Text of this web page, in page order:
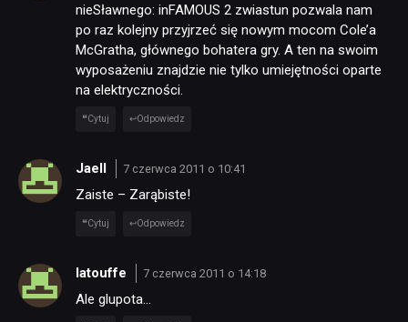
nieSławnego: inFAMOUS 2 zwiastun pozwala nam
po raz kolejny przyjrzeć się nowym mocom Cole’a
McGratha, głównego bohatera gry. A ten na swoim
wyposażeniu znajdzie nie tylko umiejętności oparte
na elektryczności.
Cytuj Odpowiedz
Jaell 7 czerwca 2011 o 10:41
Zaiste – Zarąbiste!
Cytuj Odpowiedz
latouffe 7 czerwca 2011 o 14:18
Ale glupota…